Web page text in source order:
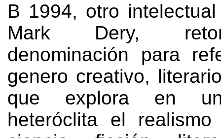
В 1994, otro
Mark Dery,
denominación para
genero creativo,
que explora en
heteróclita el realismo